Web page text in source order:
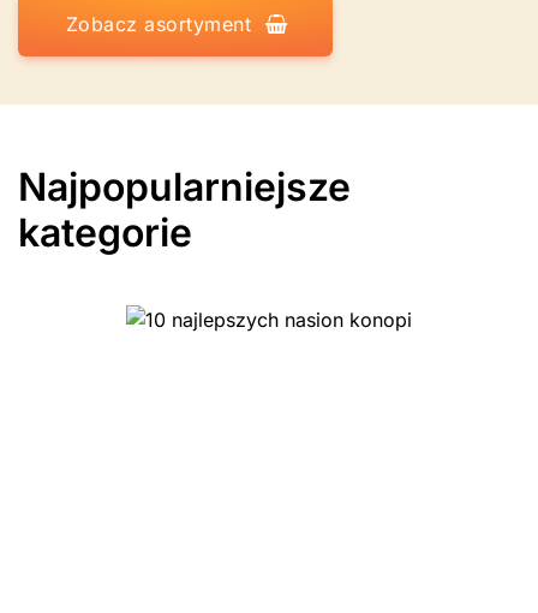
Zobacz asortyment
Najpopularniejsze
kategorie